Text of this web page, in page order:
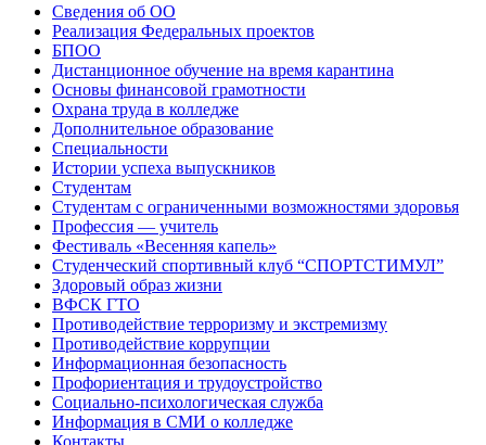
Сведения об ОО
Реализация Федеральных проектов
БПОО
Дистанционное обучение на время карантина
Основы финансовой грамотности
Охрана труда в колледже
Дополнительное образование
Специальности
Истории успеха выпускников
Студентам
Студентам с ограниченными возможностями здоровья
Профессия — учитель
Фестиваль «Весенняя капель»
Студенческий спортивный клуб “СПОРТСТИМУЛ”
Здоровый образ жизни
ВФСК ГТО
Противодействие терроризму и экстремизму
Противодействие коррупции
Информационная безопасность
Профориентация и трудоустройство
Социально-психологическая служба
Информация в СМИ о колледже
Контакты